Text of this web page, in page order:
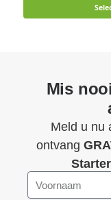
Mis
Meld u nu
ontvang